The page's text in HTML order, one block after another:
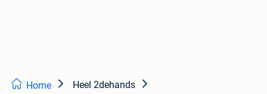
Home Heel 2dehands